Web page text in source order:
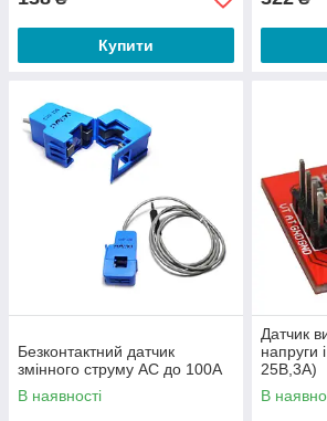
Купити
Безконтактний датчик
змінного струму AC до 100A
В наявності
Датчик
напруги
25В,3А)
В